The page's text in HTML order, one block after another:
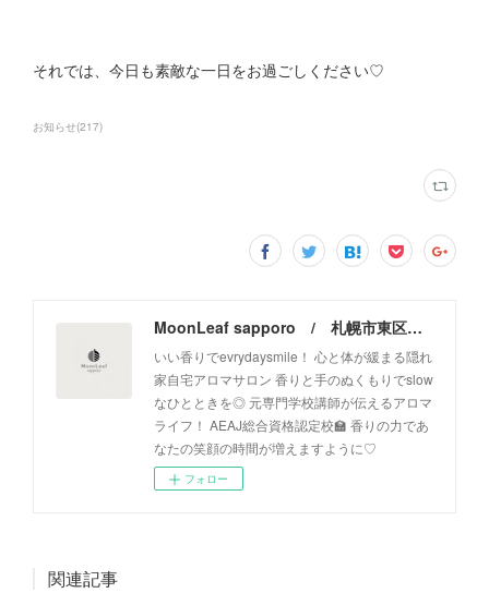
それでは、今日も素敵な一日をお過ごしください♡
お知らせ(217)
MoonLeaf sapporo / 札幌市東区の100種類以上の香りが楽しめるアロマスクール＆トリートメントサロン
いい香りでevrydaysmile！ 心と体が緩まる隠れ
家自宅アロマサロン 香りと手のぬくもりでslow
なひとときを◎ 元専門学校講師が伝えるアロマ
ライフ！ AEAJ総合資格認定校🏫 香りの力であ
なたの笑顔の時間が増えますように♡
フォロー
関連記事